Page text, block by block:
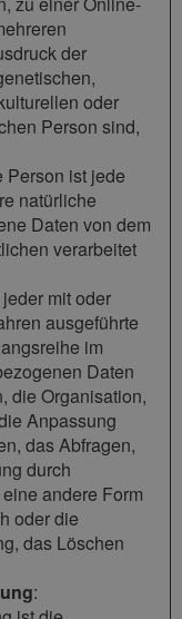
der
oder
Person sind,
Person ist jede
natürliche
Daten von dem
verarbeitet
mit oder
ausgeführte
im
Daten
die Organisation,
Anpassung
das Abfragen,
durch
andere Form
oder die
das Löschen
: